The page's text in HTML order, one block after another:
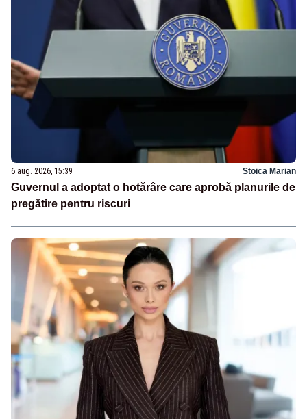
6 aug. 2026, 15:39 Stoica Marian
Guvernul a adoptat o hotărâre care aprobă planurile de
pregătire pentru riscuri